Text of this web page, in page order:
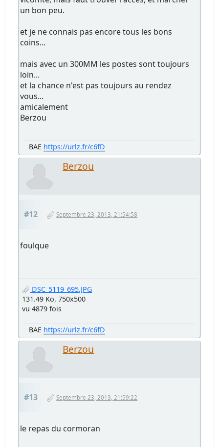
un bon peu.
et je ne connais pas encore tous les bons
coins...
mais avec un 300MM les postes sont toujours
loin...
et la chance n'est pas toujours au rendez
vous...
amicalement
Berzou
BAE https://urlz.fr/c6fD
Berzou
#12 Septembre 23, 2013, 21:54:58
foulque
DSC_5119_695.JPG
131.49 Ko, 750x500
vu 4879 fois
BAE https://urlz.fr/c6fD
Berzou
#13 Septembre 23, 2013, 21:59:22
le repas du cormoran